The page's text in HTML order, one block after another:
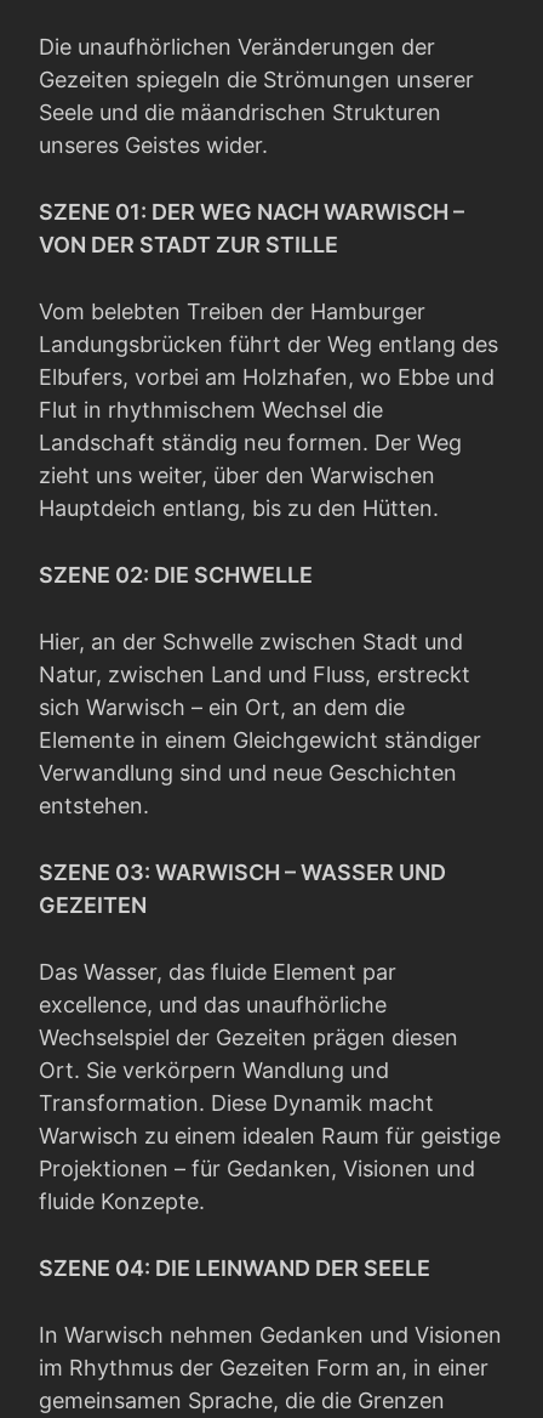
Die unaufhörlichen Veränderungen der
Gezeiten spiegeln die Strömungen unserer
Seele und die mäandrischen Strukturen
unseres Geistes wider.
SZENE 01: DER WEG NACH WARWISCH –
VON DER STADT ZUR STILLE
Vom belebten Treiben der Hamburger
Landungsbrücken führt der Weg entlang des
Elbufers, vorbei am Holzhafen, wo Ebbe und
Flut in rhythmischem Wechsel die
Landschaft ständig neu formen. Der Weg
zieht uns weiter, über den Warwischen
Hauptdeich entlang, bis zu den Hütten.
SZENE 02: DIE SCHWELLE
Hier, an der Schwelle zwischen Stadt und
Natur, zwischen Land und Fluss, erstreckt
sich Warwisch – ein Ort, an dem die
Elemente in einem Gleichgewicht ständiger
Verwandlung sind und neue Geschichten
entstehen.
SZENE 03: WARWISCH – WASSER UND
GEZEITEN
Das Wasser, das fluide Element par
excellence, und das unaufhörliche
Wechselspiel der Gezeiten prägen diesen
Ort. Sie verkörpern Wandlung und
Transformation. Diese Dynamik macht
Warwisch zu einem idealen Raum für geistige
Projektionen – für Gedanken, Visionen und
fluide Konzepte.
SZENE 04: DIE LEINWAND DER SEELE
In Warwisch nehmen Gedanken und Visionen
im Rhythmus der Gezeiten Form an, in einer
gemeinsamen Sprache, die die Grenzen